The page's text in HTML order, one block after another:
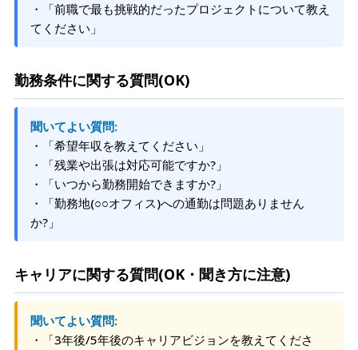
・「前職で最も挑戦的だったプロジェクトについて教え
てください」
勤務条件に関する質問(OK)
聞いてよい質問:
・「希望年収を教えてください」
・「残業や出張は対応可能ですか?」
・「いつから勤務開始できますか?」
・「勤務地(○○オフィス)への通勤は問題ありません
か?」
キャリアに関する質問(OK・聞き方に注意)
聞いてよい質問:
・「3年後/5年後のキャリアビジョンを教えてくださ